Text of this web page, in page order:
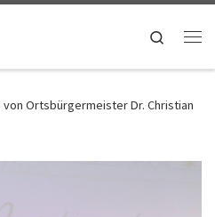
Search
Ortsbürgermeister Dr. Christian